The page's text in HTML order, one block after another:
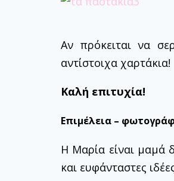
Αν πρόκειται να
αντίστοιχα χαρτάκια!
Καλή επιτυχία!
Επιμέλεια –
Η Μαρία είναι μαμά
και ευφάνταστες